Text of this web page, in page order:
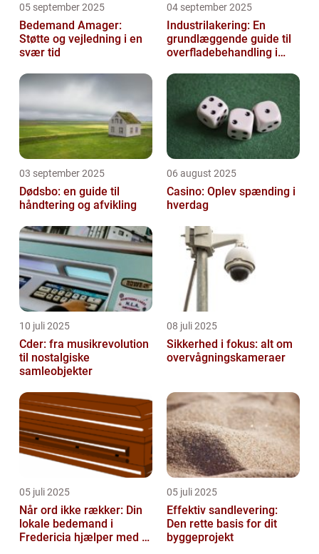
05 september 2025
Bedemand Amager:
Støtte og vejledning i en
svær tid
04 september 2025
Industrilakering: En
grundlæggende guide til
overfladebehandling i
03 september 2025
Dødsbo: en guide til
håndtering og afvikling
06 august 2025
Casino: Oplev spænding i
hverdag
10 juli 2025
Cder: fra musikrevolution
til nostalgiske
samleobjekter
08 juli 2025
Sikkerhed i fokus: alt om
overvågningskameraer
05 juli 2025
Når ord ikke rækker: Din
lokale bedemand i
Fredericia hjælper med at
05 juli 2025
Effektiv sandlevering:
Den rette basis for dit
byggeprojekt